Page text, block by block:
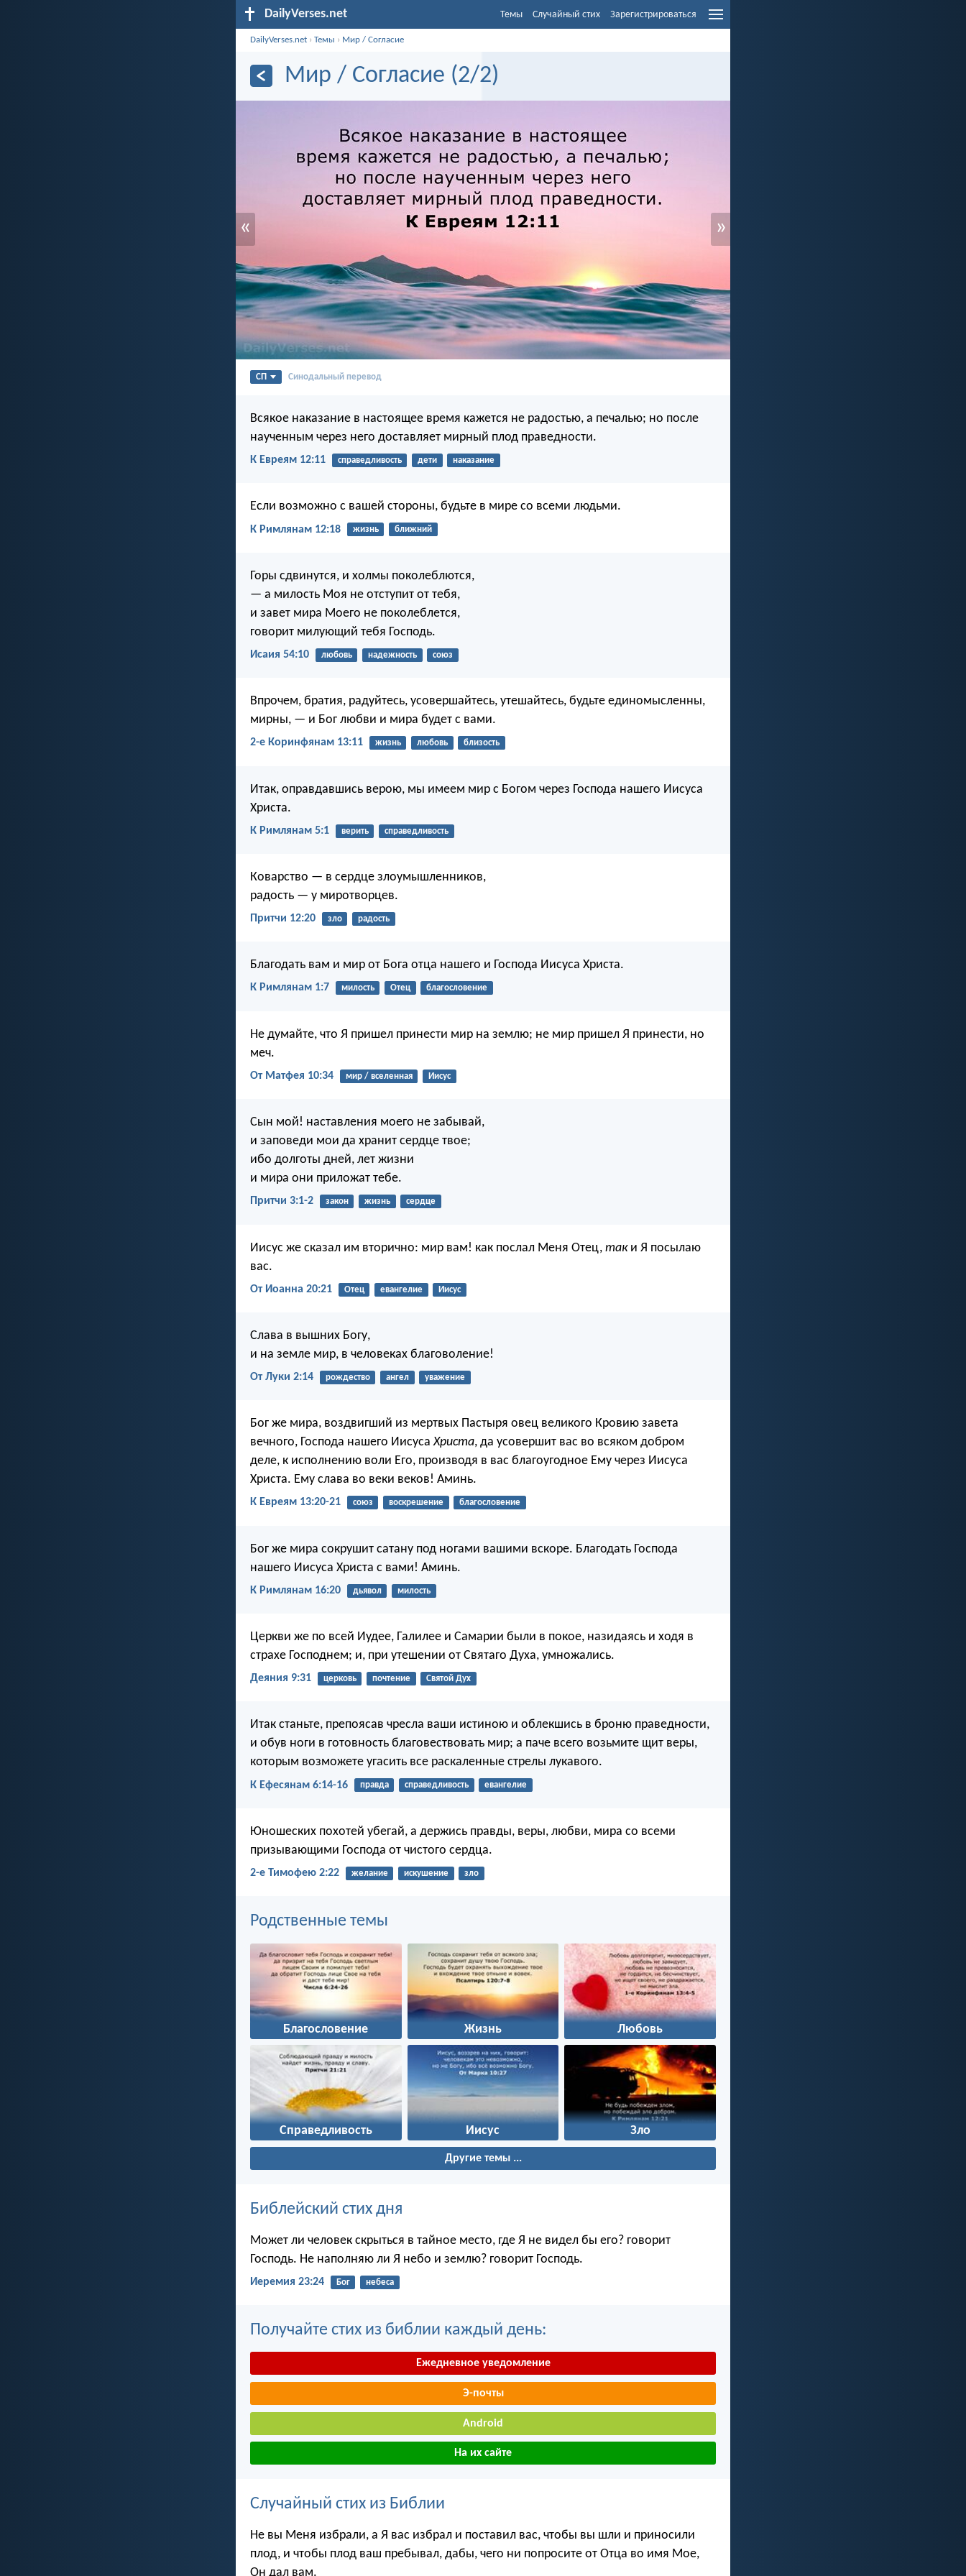
DailyVerses.net Темы Случайный стих Зарегистрироваться
DailyVerses.net ›Темы › Мир / Согласие
Мир / Согласие (2/2)
« »
СП Синодальный перевод
Всякое наказание в настоящее время кажется не радостью, а печалью; но после
наученным через него доставляет мирный плод праведности.
К Евреям 12:11 справедливость дети наказание
Если возможно с вашей стороны, будьте в мире со всеми людьми.
К Римлянам 12:18 жизнь ближний
Горы сдвинутся, и холмы поколеблются,
— а милость Моя не отступит от тебя,
и завет мира Моего не поколеблется,
говорит милующий тебя Господь.
Исаия 54:10 любовь надежность союз
Впрочем, братия, радуйтесь, усовершайтесь, утешайтесь, будьте единомысленны,
мирны, — и Бог любви и мира будет с вами.
2-е Коринфянам 13:11 жизнь любовь близость
Итак, оправдавшись верою, мы имеем мир с Богом через Господа нашего Иисуса
Христа.
К Римлянам 5:1 верить справедливость
Коварство — в сердце злоумышленников,
радость — у миротворцев.
Притчи 12:20 зло радость
Благодать вам и мир от Бога отца нашего и Господа Иисуса Христа.
К Римлянам 1:7 милость Отец благословение
Не думайте, что Я пришел принести мир на землю; не мир пришел Я принести, но
меч.
От Матфея 10:34 мир / вселенная Иисус
Сын мой! наставления моего не забывай,
и заповеди мои да хранит сердце твое;
ибо долготы дней, лет жизни
и мира они приложат тебе.
Притчи 3:1-2 закон жизнь сердце
Иисус же сказал им вторично: мир вам! как послал Меня Отец, таки Я посылаю
вас.
От Иоанна 20:21 Отец евангелие Иисус
Слава в вышних Богу,
и на земле мир, в человеках благоволение!
От Луки 2:14 рождество ангел уважение
Бог же мира, воздвигший из мертвых Пастыря овец великого Кровию завета
вечного, Господа нашего ИисусаХриста, да усовершит вас во всяком добром
деле, к исполнению воли Его, производя в вас благоугодное Ему через Иисуса
Христа. Ему слава во веки веков! Аминь.
К Евреям 13:20-21 союз воскрешение благословение
Бог же мира сокрушит сатану под ногами вашими вскоре. Благодать Господа
нашего Иисуса Христа с вами! Аминь.
К Римлянам 16:20 дьявол милость
Церкви же по всей Иудее, Галилее и Самарии были в покое, назидаясь и ходя в
страхе Господнем; и, при утешении от Святаго Духа, умножались.
Деяния 9:31 церковь почтение Святой Дух
Итак станьте, препоясав чресла ваши истиною и облекшись в броню праведности,
и обув ноги в готовность благовествовать мир; а паче всего возьмите щит веры,
которым возможете угасить все раскаленные стрелы лукавого.
К Ефесянам 6:14-16 правда справедливость евангелие
Юношеских похотей убегай, а держись правды, веры, любви, мира со всеми
призывающими Господа от чистого сердца.
2-е Тимофею 2:22 желание искушение зло
Родственные темы
Благословение Жизнь Любовь
Справедливость Иисус Зло
Другие темы ...
Библейский стих дня
Может ли человек скрыться в тайное место, где Я не видел бы его? говорит
Господь. Не наполняю ли Я небо и землю? говорит Господь.
Иеремия 23:24 Бог небеса
Получайте стих из библии каждый день:
Ежедневное уведомление
Э-почты
Android
На их сайте
Случайный стих из Библии
Не вы Меня избрали, а Я вас избрал и поставил вас, чтобы вы шли и приносили
плод, и чтобы плод ваш пребывал, дабы, чего ни попросите от Отца во имя Мое,
Он дал вам.